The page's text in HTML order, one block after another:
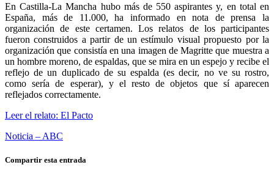
En Castilla-La Mancha hubo más de 550 aspirantes y, en total en
España, más de 11.000, ha informado en nota de prensa la
organización de este certamen. Los relatos de los participantes
fueron construidos a partir de un estímulo visual propuesto por la
organización que consistía en una imagen de Magritte que muestra a
un hombre moreno, de espaldas, que se mira en un espejo y recibe el
reflejo de un duplicado de su espalda (es decir, no ve su rostro,
como sería de esperar), y el resto de objetos que sí aparecen
reflejados correctamente.
Leer el relato: El Pacto
Noticia – ABC
Compartir esta entrada